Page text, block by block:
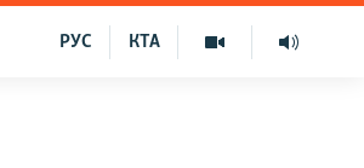
КТА
РУС